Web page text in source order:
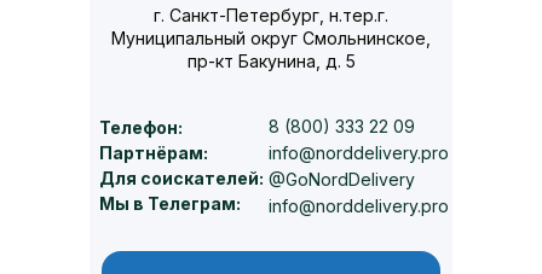
г. Санкт-Петербург, н.тер.г.
Муниципальный округ Смольнинское,
пр-кт Бакунина, д. 5
Телефон:
Партнёрам:
Для соискателей:
Мы в Телеграм:
info@norddelivery.pro
info@norddelivery.pro
@GoNordDelivery
8 (800) 333 22 09